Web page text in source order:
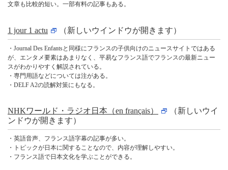
文章も比較的短い。一部有料の記事もある。
1 jour 1 actu （新しいウインドウが開きます）
・Journal Des Enfantsと同様にフランスの子供向けのニュースサイトではある
が、エンタメ要素はあまりなく、平易なフランス語でフランスの最新ニュー
スがわかりやすく解説されている。
・専門用語などについては注がある。
・DELF A2の読解対策にもなる。
NHKワールド・ラジオ日本（en français）
（新しいウイ
ンドウが開きます）
・英語音声、フランス語字幕の記事が多い。
・トピックが日本に関することなので、内容が理解しやすい。
・フランス語で日本文化を学ぶことができる。